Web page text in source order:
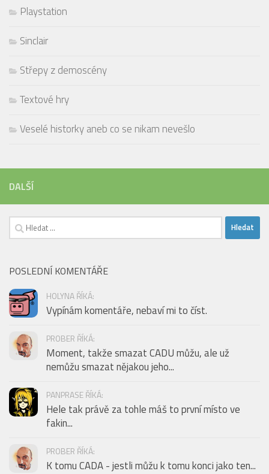
Playstation
Sinclair
Střepy z demoscény
Textové hry
Veselé historky aneb co se nikam nevešlo
DALŠÍ
Vyhledávání
POSLEDNÍ KOMENTÁŘE
HOLYNA ŘÍKÁ:
Vypínám komentáře, nebaví mi to číst.
PROBER ŘÍKÁ:
Moment, takže smazat CADU můžu, ale už
nemůžu smazat nějakou jeho...
PANPRASE ŘÍKÁ:
Hele tak právě za tohle máš to první místo ve
fakin...
PROBER ŘÍKÁ:
K tomu CADA - jestli můžu k tomu konci jako ten...